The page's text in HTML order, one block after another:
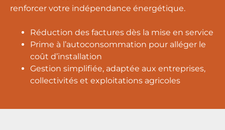
renforcer votre indépendance énergétique.
Réduction des factures dès la mise en service
Prime à l’autoconsommation pour alléger le
coût d’installation
Gestion simplifiée, adaptée aux entreprises,
collectivités et exploitations agricoles